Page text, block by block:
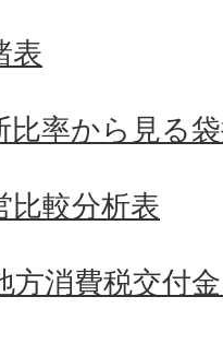
表
比率から見る
比較分析表
方消費税交付